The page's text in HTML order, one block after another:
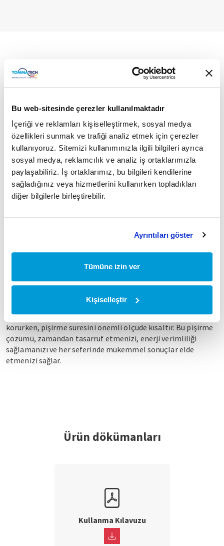
Bu web-sitesinde çerezler kullanılmaktadır
İçeriği ve reklamları kişiselleştirmek, sosyal medya
özellikleri sunmak ve trafiği analiz etmek için çerezler
kullanıyoruz. Sitemizi kullanımınızla ilgili bilgileri ayrıca
sosyal medya, reklamcılık ve analiz iş ortaklarımızla
paylaşabiliriz. İş ortaklarımız, bu bilgileri kendilerine
sağladığınız veya hizmetlerini kullanırken topladıkları
diğer bilgilerle birleştirebilir.
Ayrıntıları göster
Tümüne izin ver
Kişiselleştir
Yüksek Performanslı Alev
Yüksek performanslı alevler, ocaklarınızda daha hızlı ve daha
eşit pişirme sağlayarak mutfak deneyiminizi dönüştürür. Bu
yenilikçi teknoloji, yemeklerinizin lezzetini ve besin değerini
korurken, pişirme süresini önemli ölçüde kısaltır. Bu pişirme
çözümü, zamandan tasarruf etmenizi, enerji verimliliği
sağlamanızı ve her seferinde mükemmel sonuçlar elde
etmenizi sağlar.
Ürün dökümanları
Kullanma Kılavuzu